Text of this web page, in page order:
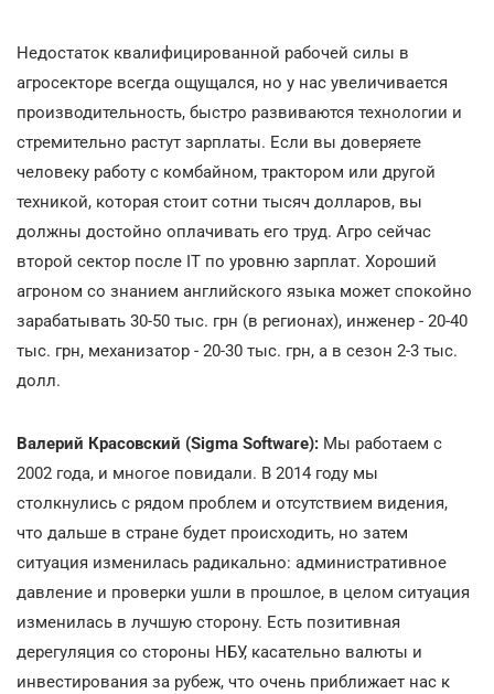
Недостаток квалифицированной рабочей силы в
агросекторе всегда ощущался, но у нас увеличивается
производительность, быстро развиваются технологии и
стремительно растут зарплаты. Если вы доверяете
человеку работу с комбайном, трактором или другой
техникой, которая стоит сотни тысяч долларов, вы
должны достойно оплачивать его труд. Агро сейчас
второй сектор после IT по уровню зарплат. Хороший
агроном со знанием английского языка может спокойно
зарабатывать 30-50 тыс. грн (в регионах), инженер - 20-40
тыс. грн, механизатор - 20-30 тыс. грн, а в сезон 2-3 тыс.
долл.
Валерий Красовский (Sigma Software): Мы работаем с
2002 года, и многое повидали. В 2014 году мы
столкнулись с рядом проблем и отсутствием видения,
что дальше в стране будет происходить, но затем
ситуация изменилась радикально: административное
давление и проверки ушли в прошлое, в целом ситуация
изменилась в лучшую сторону. Есть позитивная
дерегуляция со стороны НБУ, касательно валюты и
инвестирования за рубеж, что очень приближает нас к